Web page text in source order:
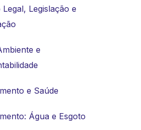
Legislação e
e
e Saúde
Água e Esgoto